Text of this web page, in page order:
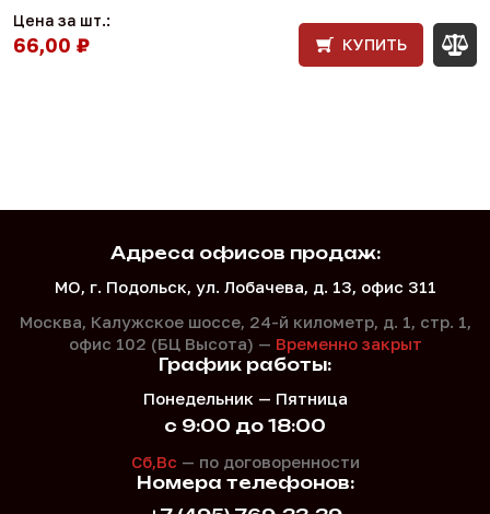
Цена за шт.:
66,00 ₽ КУПИТЬ
Адреса офисов продаж:
МО, г. Подольск, ул. Лобачева, д. 13, офис 311
Москва, Калужское шоссе, 24-й километр, д. 1, стр. 1,
офис 102 (БЦ Высота) — Временно закрыт
Номера телефонов:
График работы:
Понедельник — Пятница
с 9:00 до 18:00
Сб,Вс — по договоренности